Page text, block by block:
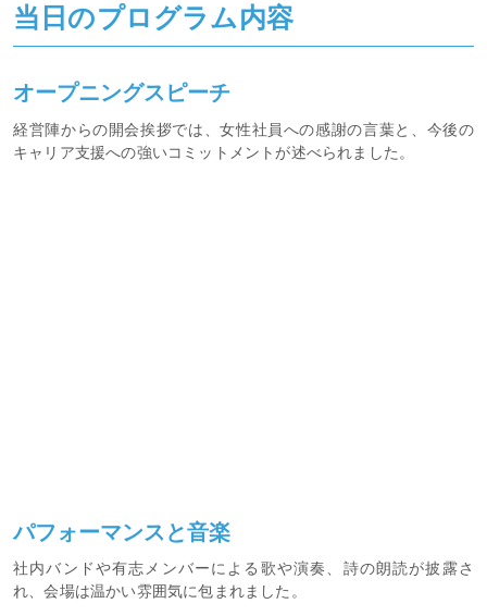
当日のプログラム内容
オープニングスピーチ
経営陣からの開会挨拶では、女性社員への感謝の言葉と、今後の
キャリア支援への強いコミットメントが述べられました。
パフォーマンスと音楽
社内バンドや有志メンバーによる歌や演奏、詩の朗読が披露さ
れ、会場は温かい雰囲気に包まれました。